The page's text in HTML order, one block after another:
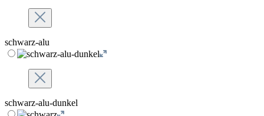
schwarz-alu
schwarz-alu-dunkel